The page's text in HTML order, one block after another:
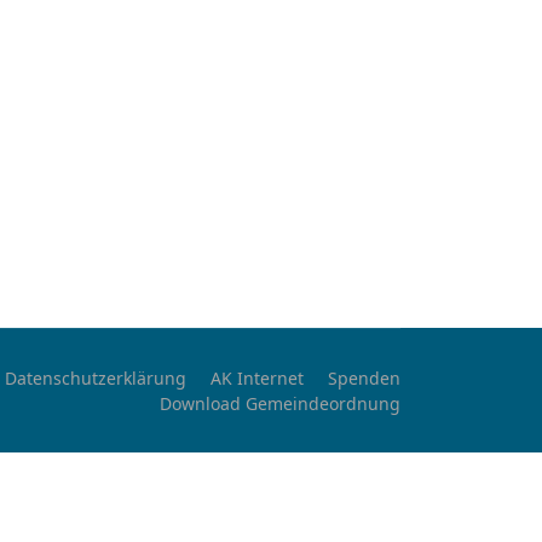
Datenschutzerklärung AK Internet
Spenden
Download Gemeindeordnung